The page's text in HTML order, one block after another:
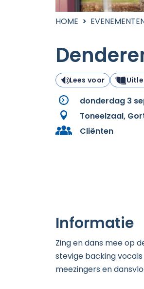
HOME EVENEMENTEN
Lees voor
donderdag 3
Toneelzaal,
Cliënten
Informatie
Zing en dans mee op
stevige backing
meezingers en